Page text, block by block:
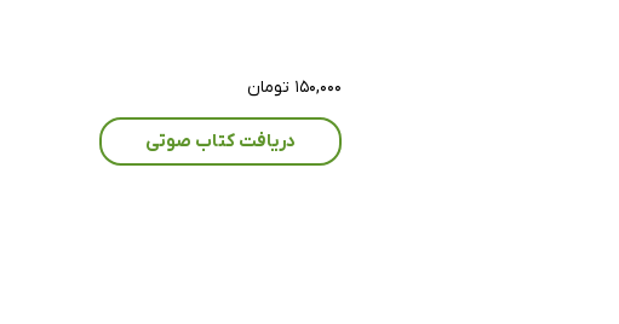
۱۵۰,۰۰۰ تومان
دریافت کتاب صوتی